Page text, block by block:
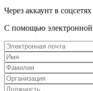
Через аккаунт в соцсетях
С помощью